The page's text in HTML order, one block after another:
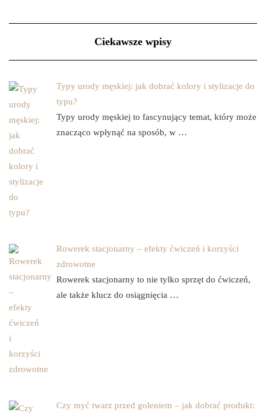
Ciekawsze wpisy
Typy urody męskiej: jak dobrać kolory i stylizacje do
typu?
Typy urody męskiej to fascynujący temat, który może
znacząco wpłynąć na sposób, w …
Rowerek stacjonarny – efekty ćwiczeń i korzyści
zdrowotne
Rowerek stacjonarny to nie tylko sprzęt do ćwiczeń,
ale także klucz do osiągnięcia …
Czy myć twarz przed goleniem – jak dobrać produkt: